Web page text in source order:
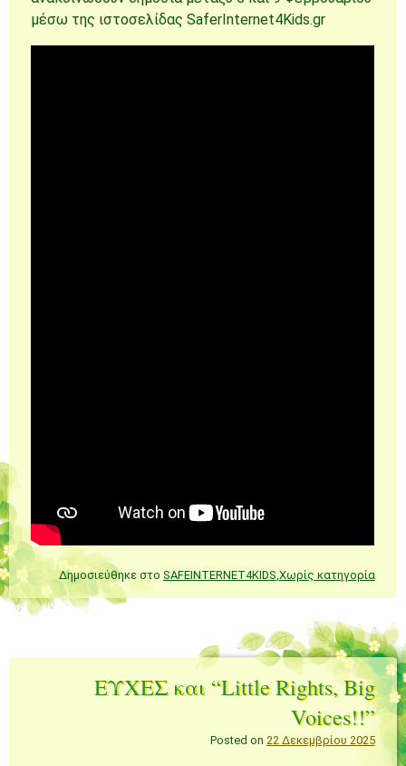
μέσω της ιστοσελίδας SaferInternet4Kids.gr
Δημοσιεύθηκε στο SAFEINTERNET4KIDS Χωρίς κατηγορία
ΕΥΧΕΣ και “Little Rights, Big
Voices!!”
Posted on 22 Δεκεμβρίου 2025